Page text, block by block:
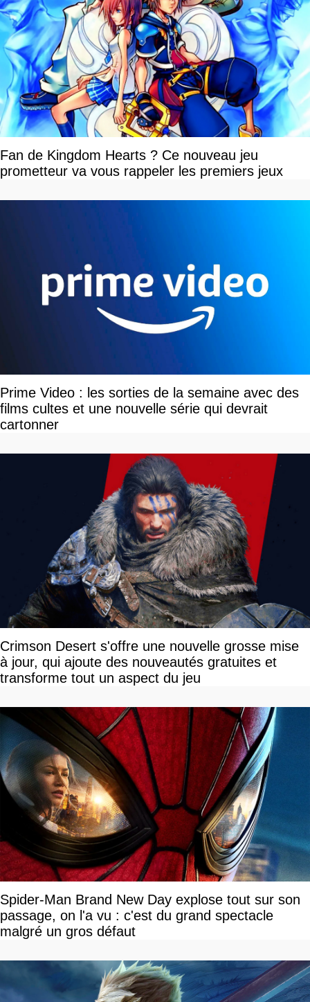
Fan de Kingdom Hearts ? Ce nouveau jeu
prometteur va vous rappeler les premiers jeux
Prime Video : les sorties de la semaine avec des
films cultes et une nouvelle série qui devrait
cartonner
Crimson Desert s'offre une nouvelle grosse mise
à jour, qui ajoute des nouveautés gratuites et
transforme tout un aspect du jeu
Spider-Man Brand New Day explose tout sur son
passage, on l'a vu : c'est du grand spectacle
malgré un gros défaut